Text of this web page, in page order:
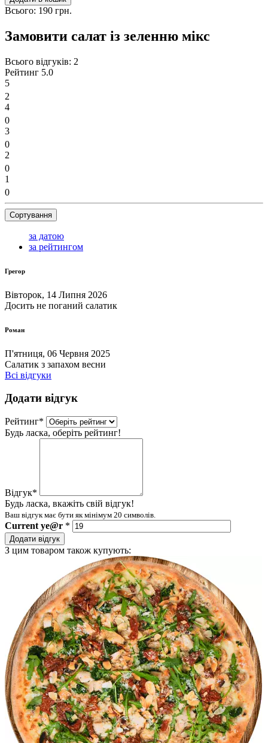
Всього: 190 грн.
Замовити салат із зеленню мікс
Всього відгуків: 2
Рейтинг 5.0
5
2
4
0
3
0
2
0
1
0
Сортування
за датою
за рейтингом
Грегор
Вівторок, 14 Липня 2026
Досить не поганий салатик
Роман
П'ятниця, 06 Червня 2025
Салатик з запахом весни
Всі відгуки
Додати відгук
Рейтинг*
Будь ласка, оберіть рейтинг!
Відгук*
Будь ласка, вкажіть свій відгук!
Ваш відгук має бути як мінімум 20 символів.
Current ye@r *
Додати відгук
З цим товаром також купують: